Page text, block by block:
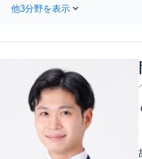
他3分野を表示